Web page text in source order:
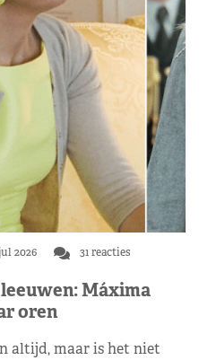
2026 31 reacties
Máxima
oren
altijd, maar is het niet